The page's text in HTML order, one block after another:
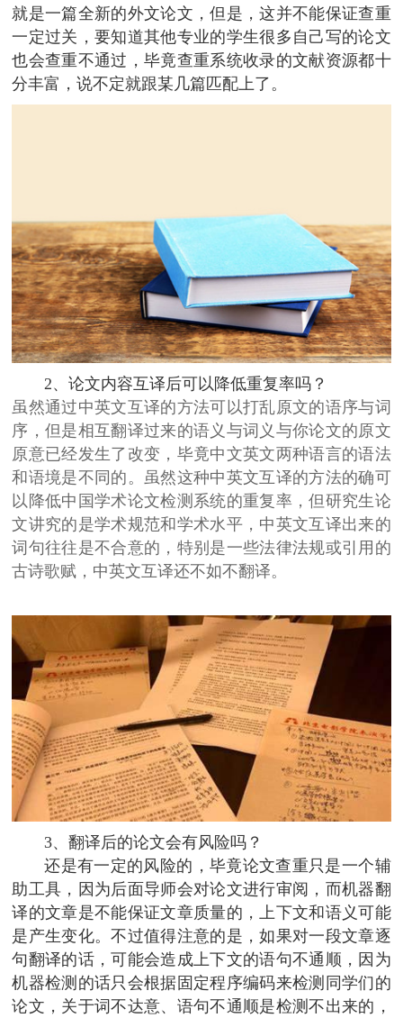
就是一篇全新的外文论文，但是，这并不能保证查重
一定过关，要知道其他专业的学生很多自己写的论文
也会查重不通过，毕竟查重系统收录的文献资源都十
分丰富，说不定就跟某几篇匹配上了。
2、论文内容互译后可以降低重复率吗？
虽然通过中英文互译的方法可以打乱原文的语序与词
序，但是相互翻译过来的语义与词义与你论文的原文
原意已经发生了改变，毕竟中文英文两种语言的语法
和语境是不同的。虽然这种中英文互译的方法的确可
以降低中国学术论文检测系统的重复率，但研究生论
文讲究的是学术规范和学术水平，中英文互译出来的
词句往往是不合意的，特别是一些法律法规或引用的
古诗歌赋，中英文互译还不如不翻译。
3、翻译后的论文会有风险吗？
还是有一定的风险的，毕竟论文查重只是一个辅
助工具，因为后面导师会对论文进行审阅，而机器翻
译的文章是不能保证文章质量的，上下文和语义可能
是产生变化。不过值得注意的是，如果对一段文章逐
句翻译的话，可能会造成上下文的语句不通顺，因为
机器检测的话只会根据固定程序编码来检测同学们的
论文，关于词不达意、语句不通顺是检测不出来的，